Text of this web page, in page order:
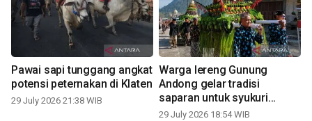
Pawai sapi tunggang angkat
potensi peternakan di Klaten
29 July 2026 21:38 WIB
Warga lereng Gunung
Andong gelar tradisi
saparan untuk syukuri
panen
29 July 2026 18:54 WIB